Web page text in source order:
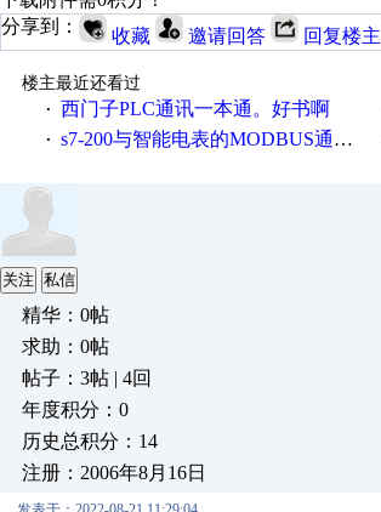
分享到：
收藏 邀请回答 回复楼主
楼主最近还看过
· 西门子PLC通讯一本通。好书啊
· s7-200与智能电表的MODBUS通讯验证可行
关注 私信
精华：0帖
求助：0帖
帖子：3帖 | 4回
年度积分：0
历史总积分：14
注册：2006年8月16日